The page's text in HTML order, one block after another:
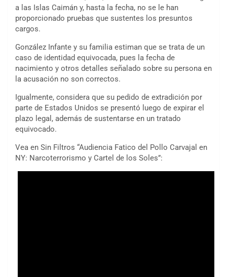
a las Islas Caimán y, hasta la fecha, no se le han
proporcionado pruebas que sustentes los presuntos
cargos.
González Infante y su familia estiman que se trata de un
caso de identidad equivocada, pues la fecha de
nacimiento y otros detalles señalado sobre su persona en
la acusación no son correctos.
Igualmente, considera que su pedido de extradición por
parte de Estados Unidos se presentó luego de expirar el
plazo legal, además de sustentarse en un tratado
equivocado.
Vea en Sin Filtros “Audiencia Fatico del Pollo Carvajal en
NY: Narcoterrorismo y Cartel de los Soles”: